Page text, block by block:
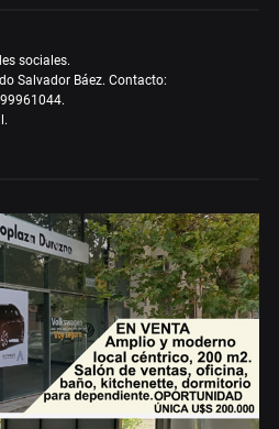
sociales.
Salvador Báez. Contacto: